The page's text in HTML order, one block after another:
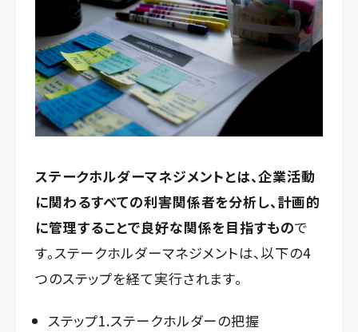
ステークホルダーマネジメントとは、企業活動
に関わるすべての利害関係者を分析し、計画的
に管理することで良好な関係を目指すもので
す。ステークホルダーマネジメントは、以下の4
つのステップを経て実行されます。
ステップ1.ステークホルダーの把握